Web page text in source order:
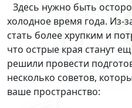
Здесь нужно быть
холодное время года. Из-
стать более хрупким и
что острые края станут
решили провести
несколько советов,
ваше пространство: